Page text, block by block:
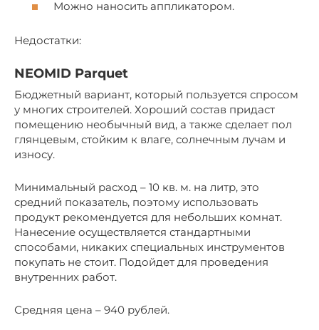
Можно наносить аппликатором.
Недостатки:
NEOMID Parquet
Бюджетный вариант, который пользуется спросом
у многих строителей. Хороший состав придаст
помещению необычный вид, а также сделает пол
глянцевым, стойким к влаге, солнечным лучам и
износу.
Минимальный расход – 10 кв. м. на литр, это
средний показатель, поэтому использовать
продукт рекомендуется для небольших комнат.
Нанесение осуществляется стандартными
способами, никаких специальных инструментов
покупать не стоит. Подойдет для проведения
внутренних работ.
Средняя цена – 940 рублей.